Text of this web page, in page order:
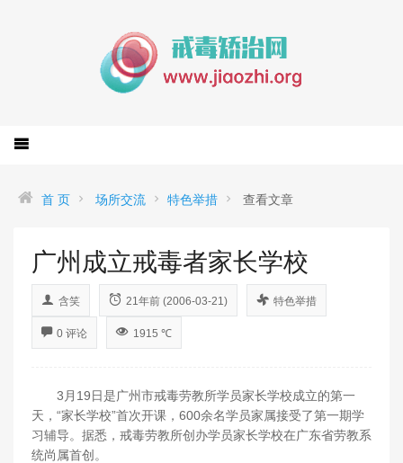
首 页 场所交流 特色举措 查看文章
广州成立戒毒者家长学校
含笑 21年前 (2006-03-21) 特色举措
0 评论 1915 ℃
3月19日是广州市戒毒劳教所学员家长学校成立的第一
天，“家长学校”首次开课，600余名学员家属接受了第一期学
习辅导。据悉，戒毒劳教所创办学员家长学校在广东省劳教系
统尚属首创。